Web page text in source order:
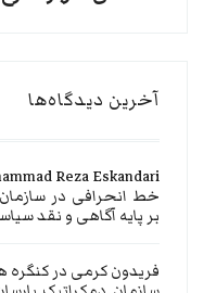
آخرین دیدگاه‌ها
Reza Eskandari
خط انحرافی در سازمان
بر پایه آگاهی و نقد
فریدون کرمی درکنگره